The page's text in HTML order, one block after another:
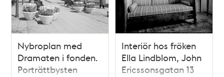
Nybroplan med
Dramaten i fonden.
Porträttbysten
Interiör hos fröken
Ella Lindblom, John
Ericssonsgatan 13